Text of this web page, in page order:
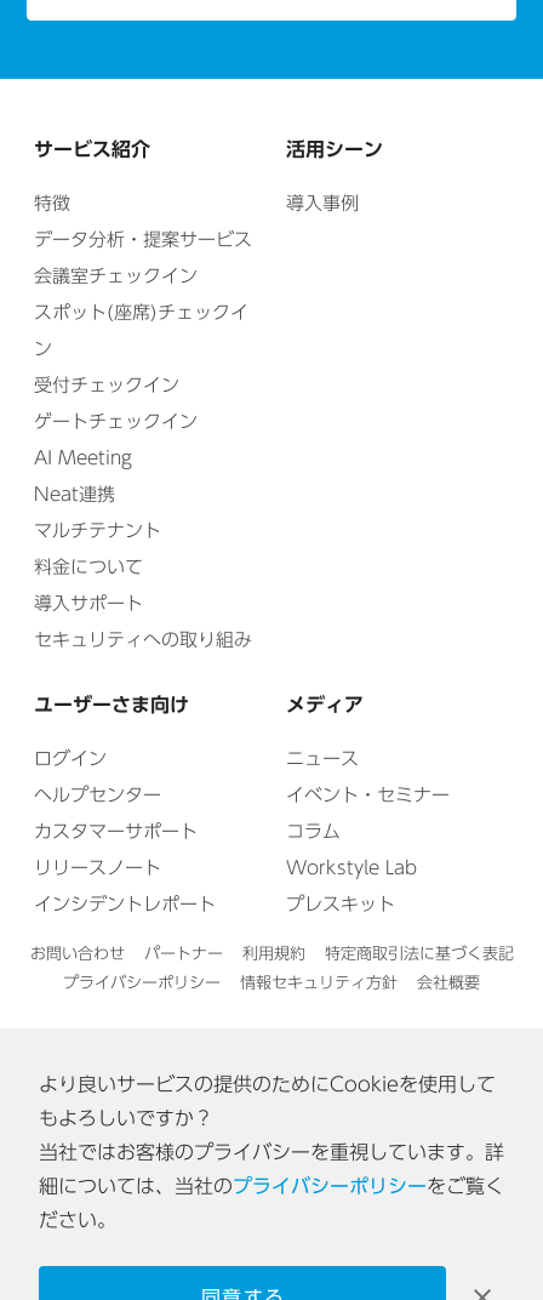
サービス紹介
特徴
データ分析・提案サービス
会議室チェックイン
スポット(座席)チェックイ
ン
受付チェックイン
ゲートチェックイン
AI Meeting
Neat連携
マルチテナント
料金について
導入サポート
セキュリティへの取り組み
活用シーン
導入事例
ユーザーさま向け
ログイン
ヘルプセンター
カスタマーサポート
リリースノート
インシデントレポート
メディア
ニュース
イベント・セミナー
コラム
Workstyle Lab
プレスキット
お問い合わせ パートナー 利用規約
特定商取引法に基づく表記
プライバシーポリシー
情報セキュリティ方針 会社概要
より良いサービスの提供のためにCookieを使用して
もよろしいですか？
当社ではお客様のプライバシーを重視しています。詳
細については、当社のプライバシーポリシーをご覧く
ださい。
認証番号: ISA IS 0170